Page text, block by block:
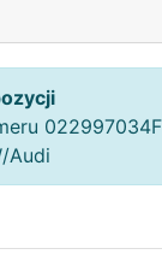
Audi